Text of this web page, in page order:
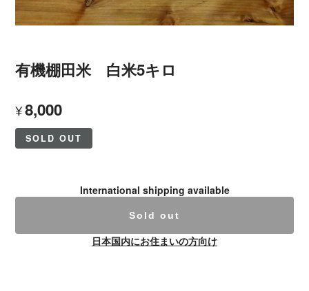
有機棚田米 白米5キロ
¥8,000
SOLD OUT
International shipping available
Sold out
日本国内にお住まいの方向け